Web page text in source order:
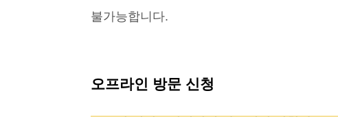
불가능합니다.
오프라인 방문 신청